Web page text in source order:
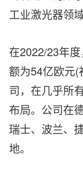
工业激光器领
在2022/23年
额为54亿欧元
司，在几乎所
布局。公司在
瑞士、波兰、
地。